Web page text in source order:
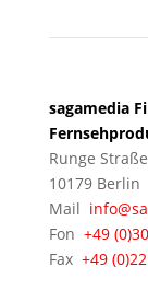
sagamedia
Runge
10179 Berlin
Mail
Fon +49
Fax +49